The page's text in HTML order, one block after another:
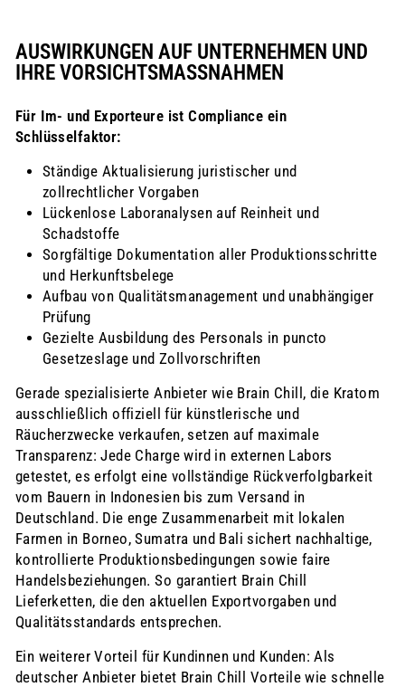
AUSWIRKUNGEN AUF UNTERNEHMEN UND
IHRE VORSICHTSMASSNAHMEN
Für Im- und Exporteure ist Compliance ein
Schlüsselfaktor:
Ständige Aktualisierung juristischer und
zollrechtlicher Vorgaben
Lückenlose Laboranalysen auf Reinheit und
Schadstoffe
Sorgfältige Dokumentation aller Produktionsschritte
und Herkunftsbelege
Aufbau von Qualitätsmanagement und unabhängiger
Prüfung
Gezielte Ausbildung des Personals in puncto
Gesetzeslage und Zollvorschriften
Gerade spezialisierte Anbieter wie Brain Chill, die Kratom
ausschließlich offiziell für künstlerische und
Räucherzwecke verkaufen, setzen auf maximale
Transparenz: Jede Charge wird in externen Labors
getestet, es erfolgt eine vollständige Rückverfolgbarkeit
vom Bauern in Indonesien bis zum Versand in
Deutschland. Die enge Zusammenarbeit mit lokalen
Farmen in Borneo, Sumatra und Bali sichert nachhaltige,
kontrollierte Produktionsbedingungen sowie faire
Handelsbeziehungen. So garantiert Brain Chill
Lieferketten, die den aktuellen Exportvorgaben und
Qualitätsstandards entsprechen.
Ein weiterer Vorteil für Kundinnen und Kunden: Als
deutscher Anbieter bietet Brain Chill Vorteile wie schnelle